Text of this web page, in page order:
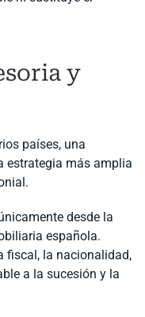
y
países, una
estrategia más amplia
desde la
española.
fiscal, la nacionalidad,
a la sucesión y la